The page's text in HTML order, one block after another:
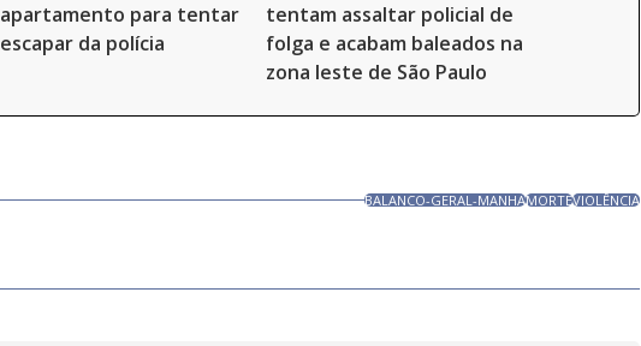
apartamento para tentar
escapar da polícia
tentam assaltar policial de
folga e acabam baleados na
zona leste de São Paulo
BALANCO-GERAL-MANHAMORTEVIOLÊNCIA